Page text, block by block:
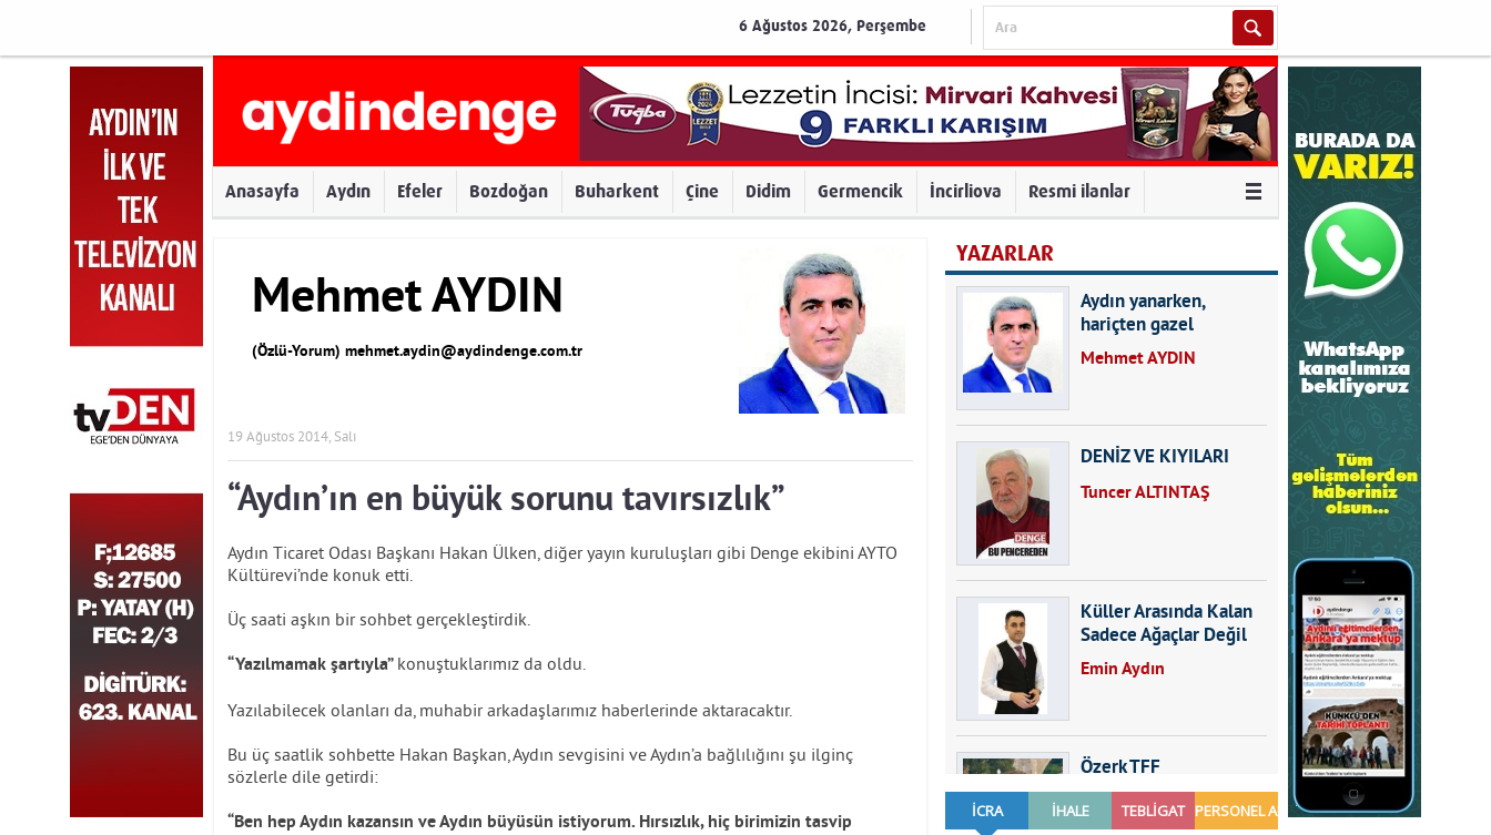
6 Ağustos 2026, Perşembe
Anasayfa Aydın Efeler Bozdoğan Buharkent Çine Didim Germencik İncirliova Resmi ilanlar
Mehmet AYDIN
(Özlü-Yorum) mehmet.aydin@aydindenge.com.tr
19 Ağustos 2014, Salı
“Aydın’ın en büyük sorunu tavırsızlık”
Aydın Ticaret Odası Başkanı Hakan Ülken, diğer yayın kuruluşları gibi Denge ekibini AYTO
Kültürevi’nde konuk etti.
Üç saati aşkın bir sohbet gerçekleştirdik.
“Yazılmamak şartıyla” konuştuklarımız da oldu.
Yazılabilecek olanları da, muhabir arkadaşlarımız haberlerinde aktaracaktır.
Bu üç saatlik sohbette Hakan Başkan, Aydın sevgisini ve Aydın’a bağlılığını şu ilginç
sözlerle dile getirdi:
“Ben hep Aydın kazansın ve Aydın büyüsün istiyorum. Hırsızlık, hiç birimizin tasvip
YAZARLAR
Aydın yanarken,
hariçten gazel
okuyarak kalpleri de
Mehmet AYDIN
DENİZ VE KIYILARI
Tuncer ALTINTAŞ
Küller Arasında Kalan
Sadece Ağaçlar Değil
Emin Aydın
Özerk TFF
Furkan SARICA